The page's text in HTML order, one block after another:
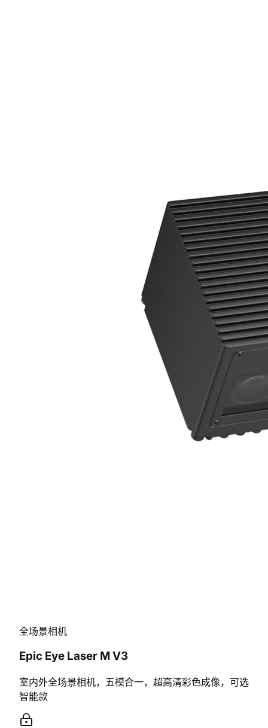
全场景相机
Epic Eye Laser M V3
室内外全场景相机，五模合一，超高清彩色成像，可选
智能款